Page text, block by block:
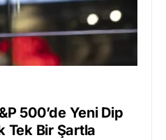
500’de Yeni Dip
Tek Bir Şartla